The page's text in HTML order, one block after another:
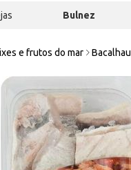
Bulnez
e frutos do mar Bacalhau